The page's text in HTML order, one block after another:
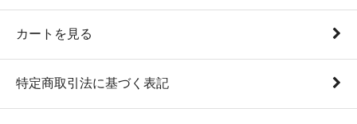
カートを見る
特定商取引法に基づく表記